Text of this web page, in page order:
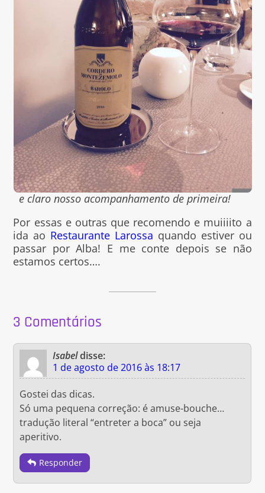
e claro nosso acompanhamento de primeira!
Por essas e outras que recomendo e muiiiito a
ida ao Restaurante Larossa quando estiver ou
passar por Alba! E me conte depois se não
estamos certos….
3 Comentários
Isabeldisse:
1 de agosto de 2016 às 18:17
Gostei das dicas.
Só uma pequena correção: é amuse-bouche…
tradução literal “entreter a boca” ou seja
aperitivo.
Responder